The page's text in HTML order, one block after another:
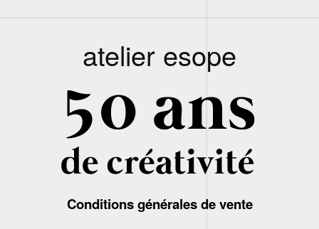
atelier esope
Conditions générales de vente